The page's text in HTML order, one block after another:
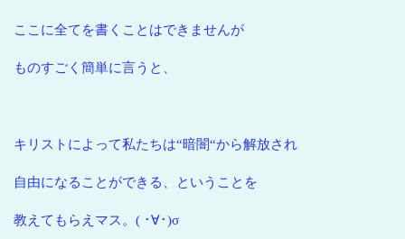
ここに全てを書くことはできませんが
ものすごく簡単に言うと、
キリストによって私たちは“暗闇“から解放され
自由になることができる、ということを
教えてもらえマス。( ･∀･)σ